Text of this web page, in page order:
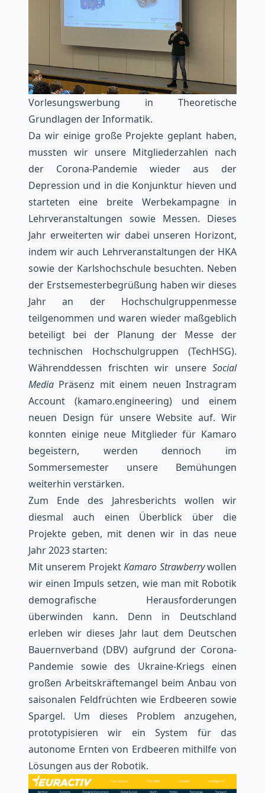
Vorlesungswerbung in Theoretische
Grundlagen der Informatik.
Da wir einige große Projekte geplant haben,
mussten wir unsere Mitgliederzahlen nach
der Corona-Pandemie wieder aus der
Depression und in die Konjunktur hieven und
starteten eine breite Werbekampagne in
Lehrveranstaltungen sowie Messen. Dieses
Jahr erweiterten wir dabei unseren Horizont,
indem wir auch Lehrveranstaltungen der HKA
sowie der Karlshochschule besuchten. Neben
der Erstsemesterbegrüßung haben wir dieses
Jahr an der Hochschulgruppenmesse
teilgenommen und waren wieder maßgeblich
beteiligt bei der Planung der Messe der
technischen Hochschulgruppen (TechHSG).
Währenddessen frischten wir unsere Social
Media Präsenz mit einem neuen Instragram
Account (kamaro.engineering) und einem
neuen Design für unsere Website auf. Wir
konnten einige neue Mitglieder für Kamaro
begeistern, werden dennoch im
Sommersemester unsere Bemühungen
weiterhin verstärken.
Zum Ende des Jahresberichts wollen wir
diesmal auch einen Überblick über die
Projekte geben, mit denen wir in das neue
Jahr 2023 starten:
Mit unserem ProjektKamaro Strawberrywollen
wir einen Impuls setzen, wie man mit Robotik
demografische Herausforderungen
überwinden kann. Denn in Deutschland
erleben wir dieses Jahr laut dem Deutschen
Bauernverband (DBV) aufgrund der Corona-
Pandemie sowie des Ukraine-Kriegs einen
großen Arbeitskräftemangel beim Anbau von
saisonalen Feldfrüchten wie Erdbeeren sowie
Spargel. Um dieses Problem anzugehen,
prototypisieren wir ein System für das
autonome Ernten von Erdbeeren mithilfe von
Lösungen aus der Robotik.